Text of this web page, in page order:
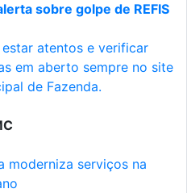
sobre golpe de REFIS
atentos e verificar
em aberto sempre no site
de Fazenda.
moderniza serviços na